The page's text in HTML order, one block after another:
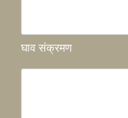
घाव संक्रमण